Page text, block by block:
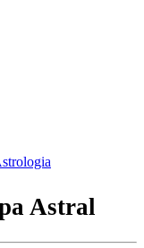
Astral